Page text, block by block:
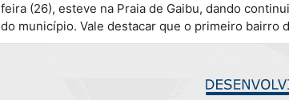
feira (26), esteve na Praia de Gaibu, dando
do município. Vale destacar que o primeiro bairro